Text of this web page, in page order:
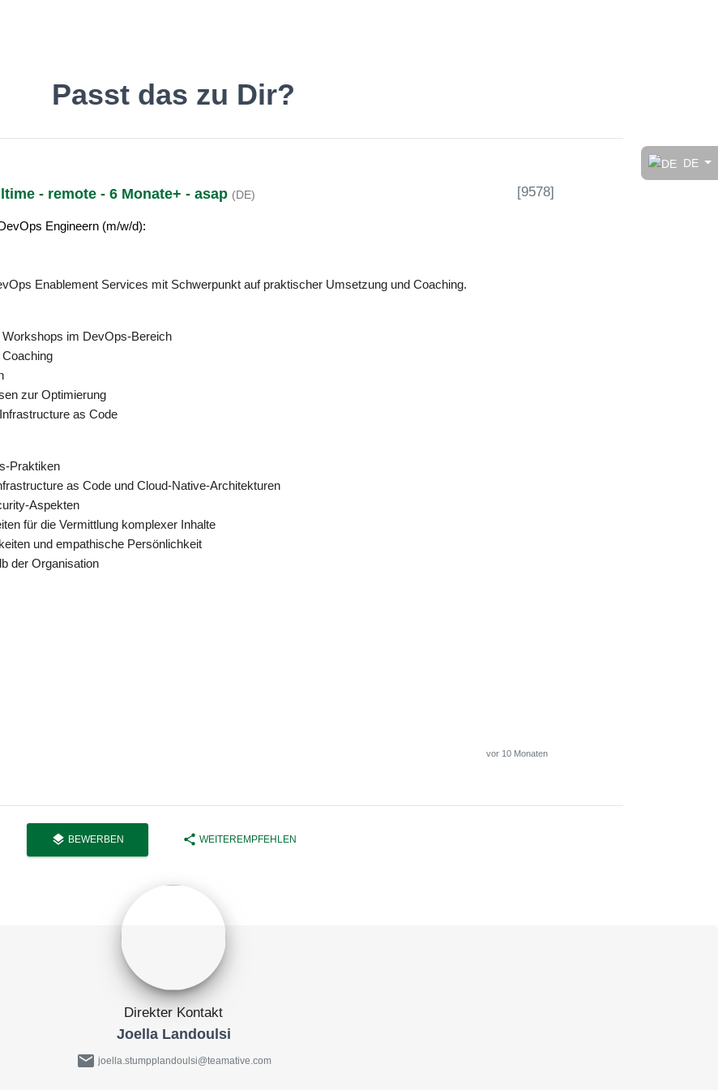
DE
den Job, der Dir gefällt!
Passt das zu Dir?
- remote - 6 Monate+ - asap (DE) [9578]
Engineern (m/w/d):
Enablement Services mit Schwerpunkt auf praktischer Umsetzung und Coaching.
im DevOps-Bereich
zur Optimierung
as Code
Praktiken
as Code und Cloud-Native-Architekturen
Aspekten
für die Vermittlung komplexer Inhalte
und empathische Persönlichkeit
der Organisation
vor 10 Monaten
layers BEWERBEN share WEITEREMPFEHLEN
Direkter Kontakt
Joella Landoulsi
mail joella.stumpplandoulsi@teamative.com